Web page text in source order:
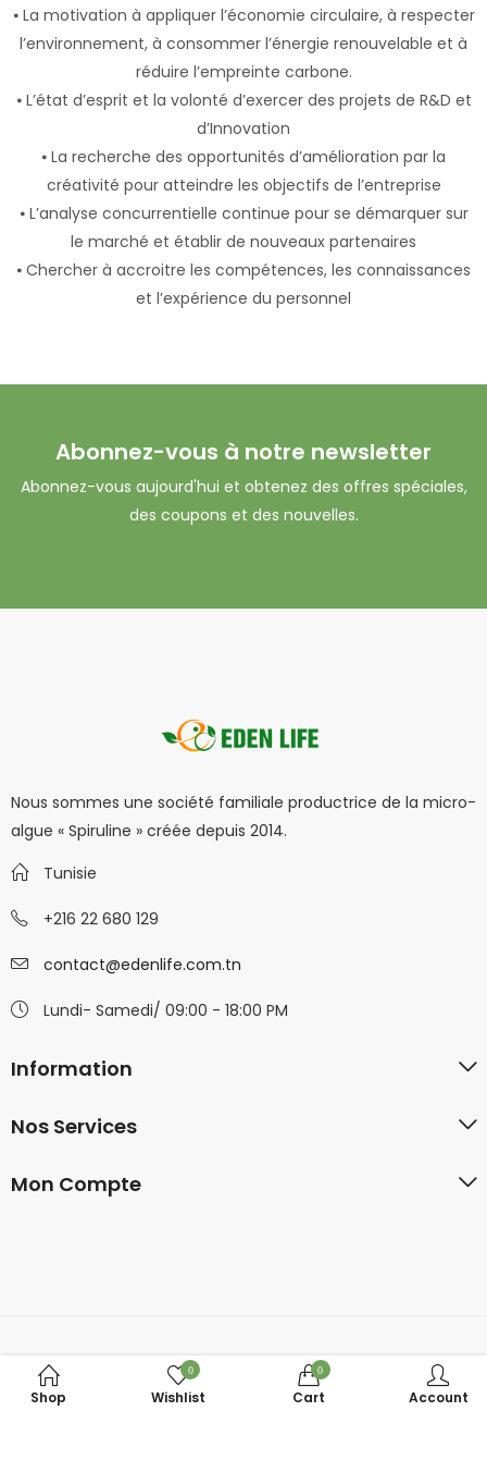
⦁ La motivation à appliquer l’économie circulaire, à respecter
l’environnement, à consommer l’énergie renouvelable et à
réduire l’empreinte carbone.
⦁ L’état d’esprit et la volonté d’exercer des projets de R&D et
d’Innovation
⦁ La recherche des opportunités d’amélioration par la
créativité pour atteindre les objectifs de l’entreprise
⦁ L’analyse concurrentielle continue pour se démarquer sur
le marché et établir de nouveaux partenaires
⦁ Chercher à accroitre les compétences, les connaissances
et l’expérience du personnel
Abonnez-vous à notre newsletter
Abonnez-vous aujourd'hui et obtenez des offres spéciales,
des coupons et des nouvelles.
Nous sommes une société familiale productrice de la micro-
algue « Spiruline » créée depuis 2014.
Tunisie
+216 22 680 129
contact@edenlife.com.tn
Lundi- Samedi/ 09:00 - 18:00 PM
Information
Nos Services
Mon Compte
ADS VALLEY . All Rights Reserved.
Shop
0
Wishlist
0
Cart Account